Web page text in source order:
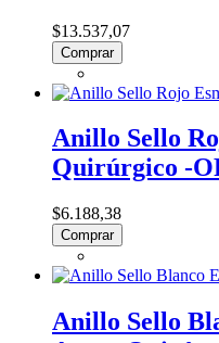
$13.537,07
Comprar
Anillo Sello
Quirúrgico -
$6.188,38
Comprar
Anillo Sello